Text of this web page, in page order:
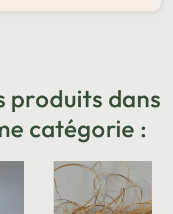
produits dans
catégorie :